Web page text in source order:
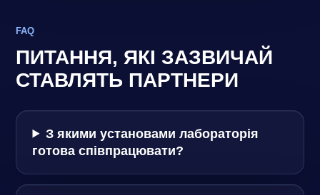
FAQ
ПИТАННЯ, ЯКІ ЗАЗВИЧАЙ
СТАВЛЯТЬ ПАРТНЕРИ
З якими установами лабораторія
готова співпрацювати?